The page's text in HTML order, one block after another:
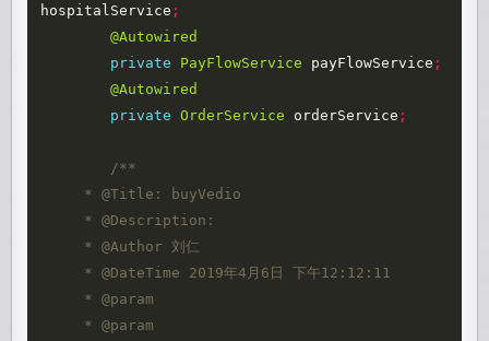
hospitalService ;
@Autowired
private
PayFlowService payFlowService ;
@Autowired
private
OrderService orderService ;
/**